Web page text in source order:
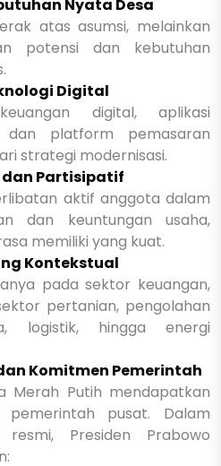
Nyata Desa
atas asumsi, melainkan
potensi dan kebutuhan
Digital
digital, aplikasi
dan platform pemasaran
strategi modernisasi.
dan Partisipatif
aktif anggota dalam
dan keuntungan usaha,
memiliki yang kuat.
Kontekstual
pada sektor keuangan,
pertanian, pengolahan
logistik, hingga energi
Komitmen Pemerintah
Merah Putih mendapatkan
pusat. Dalam
Presiden Prabowo